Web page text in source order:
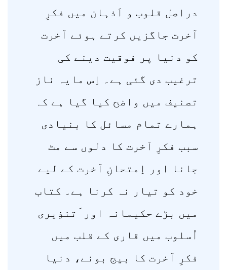
دراصل قلوب و اَذہان میں فکرِ
آخرت جاگزیں کرتے ہوئے آخرت
کو دنیا پر فوقیت دینے کی
ترغیب دی گئی ہے۔ اِس مایہ ناز
تصنیف میں واضح کیا گیا ہے کہ
ہمارے تمام مسائل کا بنیادی
سبب فکرِ آخرت کا دلوں سے مٹ
جانا اور اِمتحانِ آخرت کے لیے
خود کو تیار نہ کرنا ہے۔ کتاب
میں بڑے حکیمانہ اور َتنذِیری
اُسلوب میں قاری کے قلب میں
فکرِ آخرت کا بیج بونے، دنیا